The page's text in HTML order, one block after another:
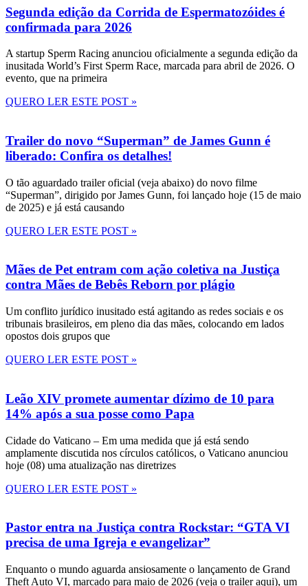
Segunda edição da Corrida de Espermatozóides é
confirmada para 2026
A startup Sperm Racing anunciou oficialmente a segunda edição da
inusitada World’s First Sperm Race, marcada para abril de 2026. O
evento, que na primeira
QUERO LER ESTE POST »
Trailer do novo “Superman” de James Gunn é
liberado: Confira os detalhes!
O tão aguardado trailer oficial (veja abaixo) do novo filme
“Superman”, dirigido por James Gunn, foi lançado hoje (15 de maio
de 2025) e já está causando
QUERO LER ESTE POST »
Mães de Pet entram com ação coletiva na Justiça
contra Mães de Bebês Reborn por plágio
Um conflito jurídico inusitado está agitando as redes sociais e os
tribunais brasileiros, em pleno dia das mães, colocando em lados
opostos dois grupos que
QUERO LER ESTE POST »
Leão XIV promete aumentar dízimo de 10 para
14% após a sua posse como Papa
Cidade do Vaticano – Em uma medida que já está sendo
amplamente discutida nos círculos católicos, o Vaticano anunciou
hoje (08) uma atualização nas diretrizes
QUERO LER ESTE POST »
Pastor entra na Justiça contra Rockstar: “GTA VI
precisa de uma Igreja e evangelizar”
Enquanto o mundo aguarda ansiosamente o lançamento de Grand
Theft Auto VI, marcado para maio de 2026 (veja o trailer aqui), um